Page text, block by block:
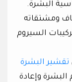
البشرة.
ومشتقاته
السيروم
تقشير البشرة
البشرة وإعادة